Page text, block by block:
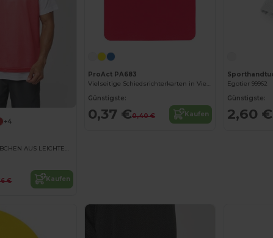
+4
MULTISPORT LEIBCHEN AUS LEICHTEM NETZGEWEBE
€ Kaufen
ProAct PA683
Vielseitige Schiedsrichterkarten in Vier Farben
Günstigste:
0,37 €0,40 € Kaufen
Egotier 99962
Günstigste:
2,60 €